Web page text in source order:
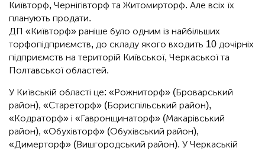
Київторф, Чернігівторф та Житомирторф. Але всіх їх
планують продати.
ДП «Київторф» раніше було одним із найбільших
торфопідприємств, до складу якого входить 10 дочірніх
підприємств на територій Київської, Черкаської та
Полтавської областей.
У Київській області це: «Рожниторф» (Броварський
район), «Стареторф» (Бориспільський район),
«Кодраторф» і «Гавронщинаторф» (Макарівський
район), «Обухівторф» (Обухівський район),
«Димерторф» (Вишгородський район). У Черкаській